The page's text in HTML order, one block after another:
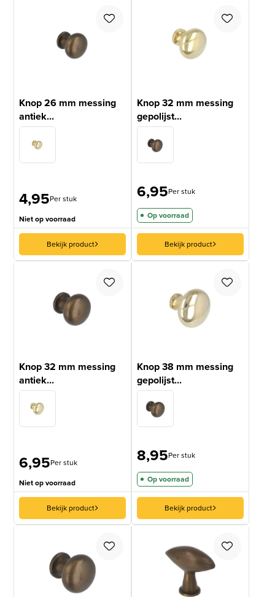
Knop 26 mm messing
antiek...
4,95Per stuk
Niet op voorraad
Bekijk product
Knop 32 mm messing
gepolijst...
6,95Per stuk
Op voorraad
Bekijk product
Knop 32 mm messing
antiek...
6,95Per stuk
Niet op voorraad
Bekijk product
Knop 38 mm messing
gepolijst...
8,95Per stuk
Op voorraad
Bekijk product